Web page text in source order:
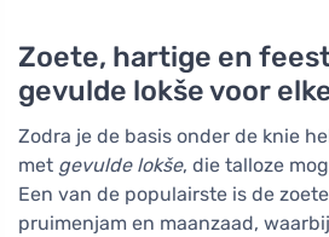
Zoete, hartige en
gevulde lokše voor
Zodra je de basis onder de knie
met gevulde lokše, die talloze
Een van de populairste is de
pruimenjam en maanzaad,